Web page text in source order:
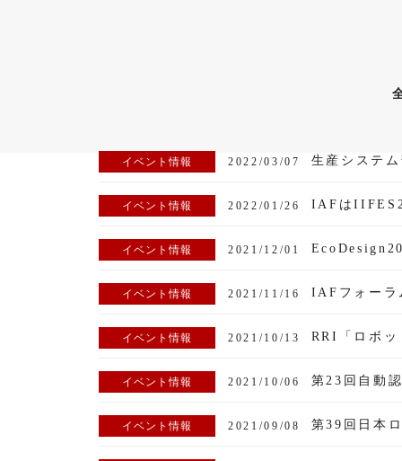
イベント情報 2022/03/07
イベント情報 2022/01/26 IAFは
イベント情報 2021/12/01
イベント情報 2021/11/16 IAFフォーラ
イベント情報 2021/10/13
イベント情報 2021/10/06 第23回自動
イベント情報 2021/09/08 第39回日本